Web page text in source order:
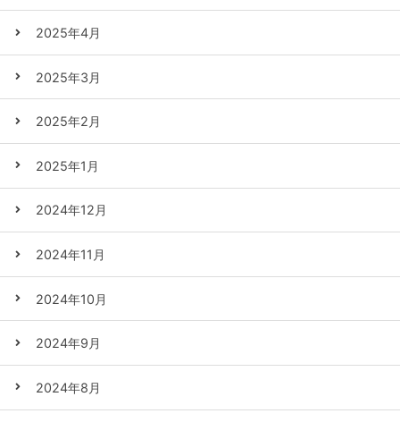
2025年4月
2025年3月
2025年2月
2025年1月
2024年12月
2024年11月
2024年10月
2024年9月
2024年8月